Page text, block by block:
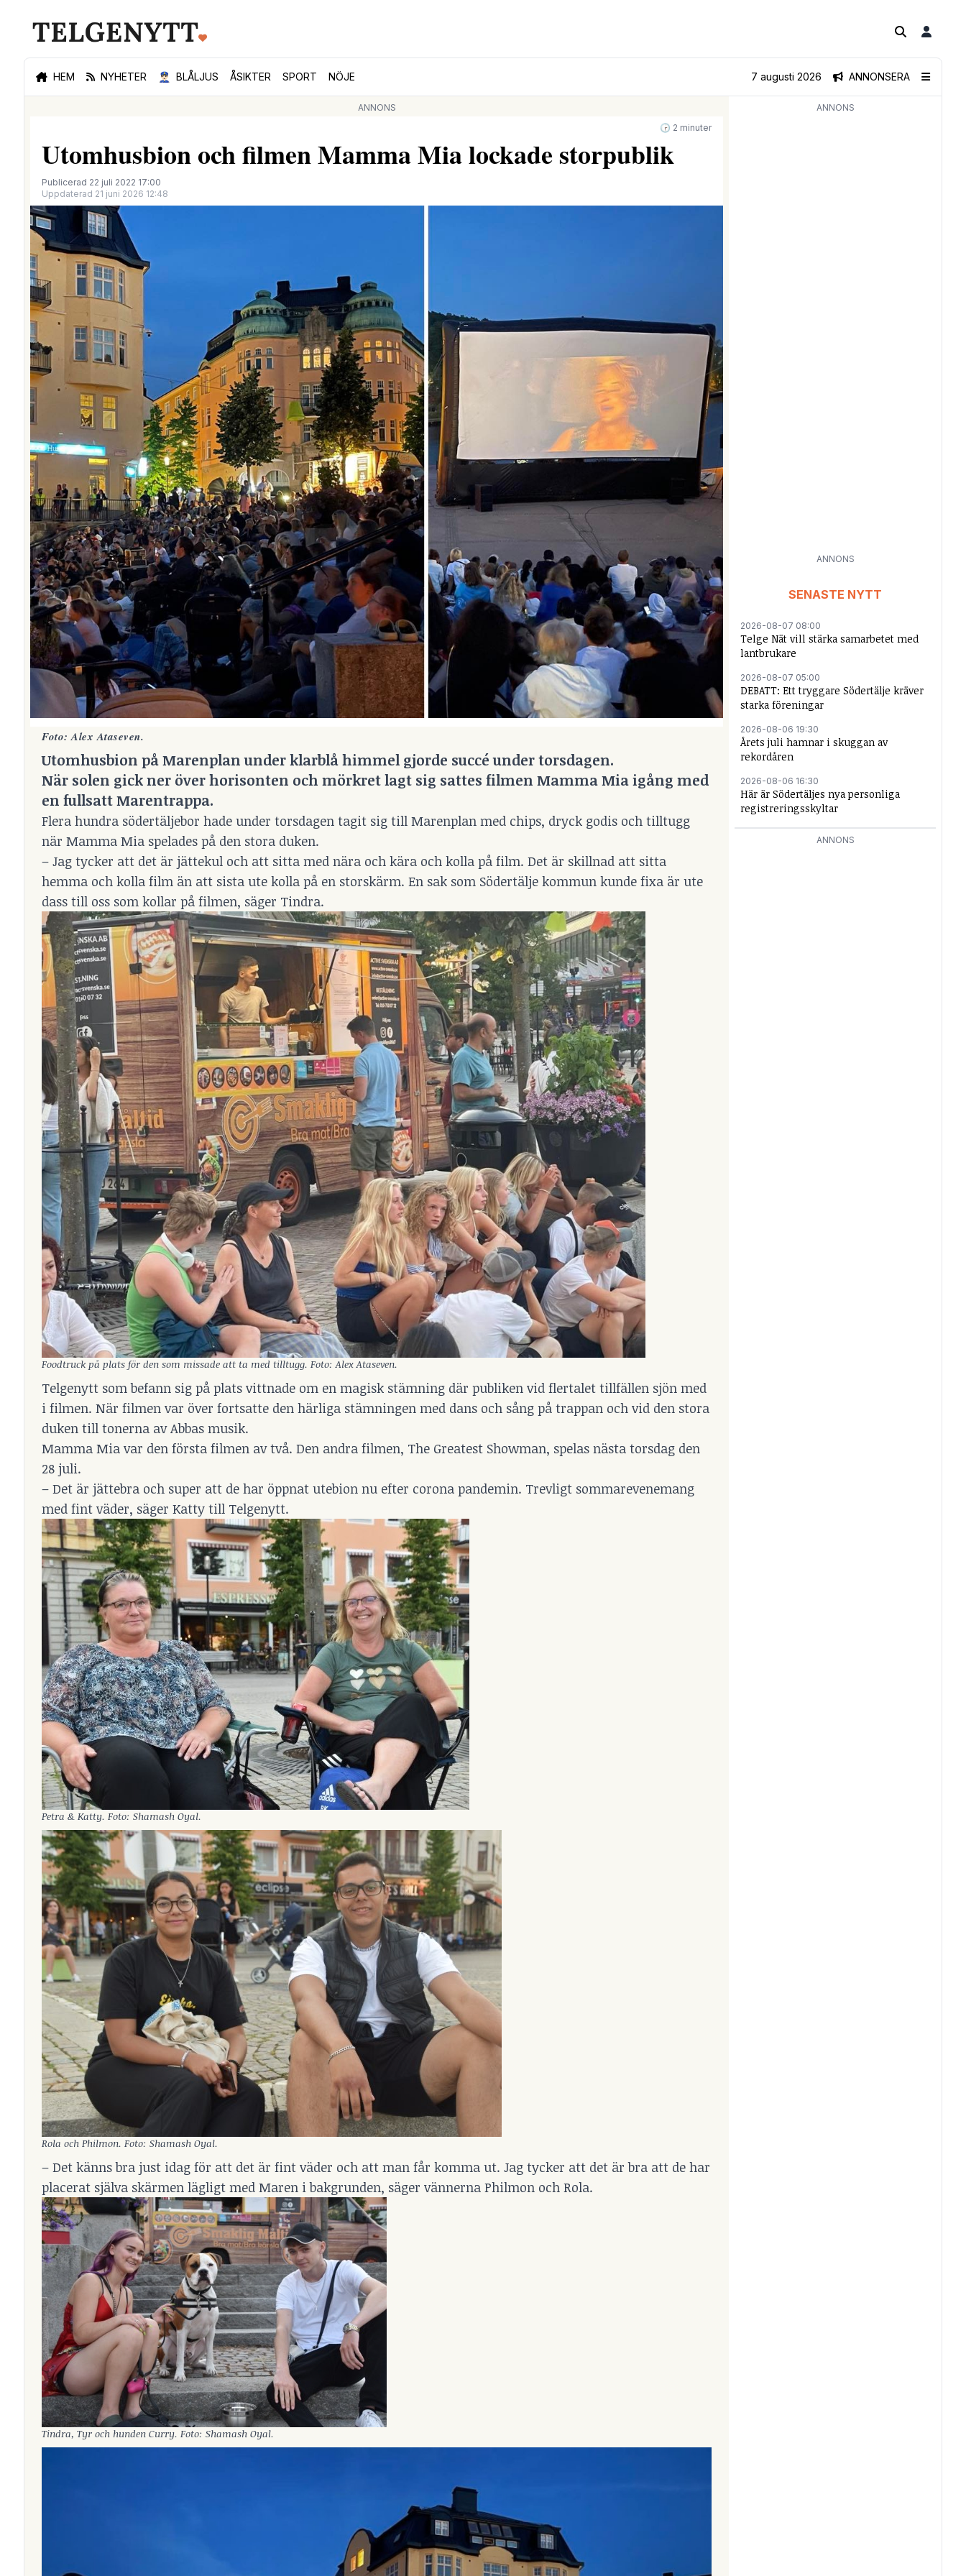
HEM NYHETER 👮🏻‍♂️ BLÅLJUS ÅSIKTER SPORT NÖJE ANNONSERA
7 augusti 2026
ANNONS
🕝 2 minuter
Utomhusbion och filmen Mamma Mia lockade storpublik
Publicerad 22 juli 2022 17:00
Uppdaterad 21 juni 2026 12:48
Foto: Alex Ataseven.
Utomhusbion på Marenplan under klarblå himmel gjorde succé under torsdagen.
När solen gick ner över horisonten och mörkret lagt sig sattes filmen Mamma Mia igång med
en fullsatt Marentrappa.
Flera hundra södertäljebor hade under torsdagen tagit sig till Marenplan med chips, dryck godis och tilltugg
när Mamma Mia spelades på den stora duken.
– Jag tycker att det är jättekul och att sitta med nära och kära och kolla på film. Det är skillnad att sitta
hemma och kolla film än att sista ute kolla på en storskärm. En sak som Södertälje kommun kunde fixa är ute
dass till oss som kollar på filmen, säger Tindra.
Foodtruck på plats för den som missade att ta med tilltugg. Foto: Alex Ataseven.
Telgenytt som befann sig på plats vittnade om en magisk stämning där publiken vid flertalet tillfällen sjön med
i filmen. När filmen var över fortsatte den härliga stämningen med dans och sång på trappan och vid den stora
duken till tonerna av Abbas musik.
Mamma Mia var den första filmen av två. Den andra filmen, The Greatest Showman, spelas nästa torsdag den
28 juli.
– Det är jättebra och super att de har öppnat utebion nu efter corona pandemin. Trevligt sommarevenemang
med fint väder, säger Katty till Telgenytt.
Petra & Katty. Foto: Shamash Oyal.
Rola och Philmon. Foto: Shamash Oyal.
– Det känns bra just idag för att det är fint väder och att man får komma ut. Jag tycker att det är bra att de har
placerat själva skärmen lägligt med Maren i bakgrunden, säger vännerna Philmon och Rola.
Tindra, Tyr och hunden Curry. Foto: Shamash Oyal.
ANNONS
ANNONS
SENASTE NYTT
2026-08-07 08:00
Telge Nät vill stärka samarbetet med
lantbrukare
2026-08-07 05:00
DEBATT: Ett tryggare Södertälje kräver
starka föreningar
2026-08-06 19:30
Årets juli hamnar i skuggan av
rekordåren
2026-08-06 16:30
Här är Södertäljes nya personliga
registreringsskyltar
ANNONS